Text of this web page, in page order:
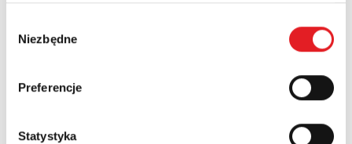
zgody
Niezbędne
Preferencje
Statystyka
Województwo: